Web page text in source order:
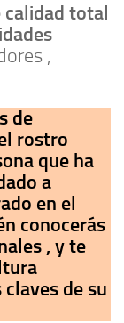
calidad total
,
de
rostro
que ha
a
en el
conocerás
, y te
de su